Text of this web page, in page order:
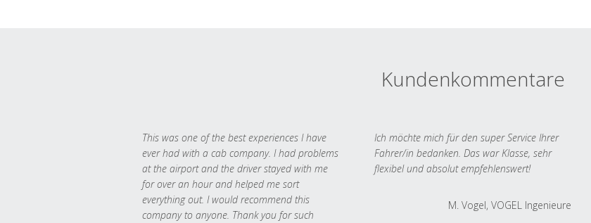
Kundenkommentare
This was one of the best experiences I have
ever had with a cab company. I had problems
at the airport and the driver stayed with me
for over an hour and helped me sort
everything out. I would recommend this
company to anyone. Thank you for such
Ich möchte mich für den super Service Ihrer
Fahrer/in bedanken. Das war Klasse, sehr
flexibel und absolut empfehlenswert!
M. Vogel, VOGEL Ingenieure